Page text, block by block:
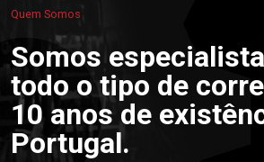
Quem Somos
Somos
todo o tipo de
10 anos de
Portugal.